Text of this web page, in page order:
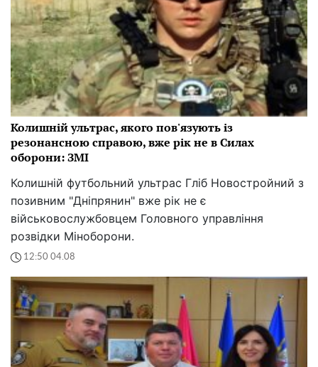
Колишній ультрас, якого пов'язують із
резонансною справою, вже рік не в Силах
оборони: ЗМІ
Колишній футбольний ультрас Гліб Новостройний з
позивним "Дніпрянин" вже рік не є
військовослужбовцем Головного управління
розвідки Міноборони.
12:50 04.08